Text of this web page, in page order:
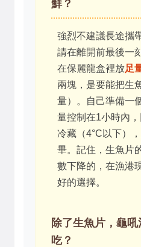
鮮？
強烈不建議長途攜
請在離開前最後一
在保麗龍盒裡放足
兩塊，是要能把生
量）。自己準備一
量控制在1小時內
冷藏（4°C以下）
畢。記住，生魚片
數下降的，在漁港
好的選擇。
除了生魚片，龜
吃？